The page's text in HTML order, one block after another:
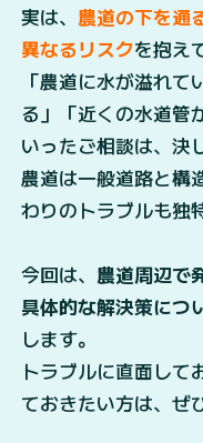
実は、 農道の下を通
異なるリスクを抱え
「農道に水が溢れ
る」「近くの水道管
いったご相談は、決
農道は一般道路と構
わりのトラブルも独
今回は、 農道周辺で
具体的な解決策につ
します。
トラブルに直面して
ておきたい方は、ぜ